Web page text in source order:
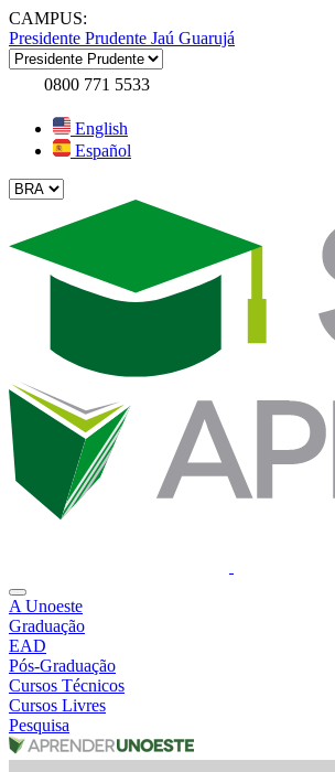
CAMPUS:
Presidente Prudente Jaú Guarujá
0800 771 5533
English
Español
A Unoeste
Graduação
EAD
Pós-Graduação
Cursos Técnicos
Cursos Livres
Pesquisa